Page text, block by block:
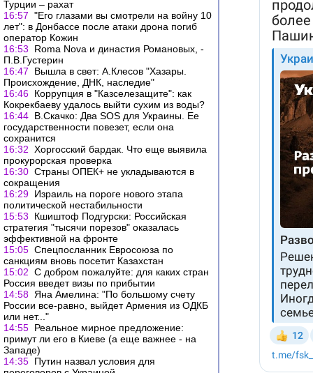
Турции – рахат
16:57 "Его глазами вы смотрели на войну 10
лет": в Донбассе после атаки дрона погиб
оператор Кожин
16:53
Roma Nova и династия Романовых, -
П.В.Густерин
16:47
Вышла в свет: А.Клесов "Хазары.
Происхождение, ДНК, наследие"
16:46 Коррупция в "Казселезащите": как
Кокрекбаеву удалось выйти сухим из воды?
16:44 В.Скачко: Два SOS для Украины. Ее
государственности повезет, если она
сохранится
16:32 Хоргосский бардак. Что еще выявила
прокурорская проверка
16:30 Страны ОПЕК+ не укладываются в
сокращения
16:29 Израиль на пороге нового этапа
политической нестабильности
15:53
Кшиштоф Подгурски: Российская
стратегия "тысячи порезов" оказалась
эффективной на фронте
15:05 Спецпосланник Евросоюза по
санкциям вновь посетит Казахстан
15:02 С добром пожалуйте: для каких стран
Россия введет визы по прибытии
14:58 Яна Амелина: "По большому счету
России все-равно, выйдет Армения из ОДКБ
или нет..."
14:55 Реальное мирное предложение:
примут ли его в Киеве (а еще важнее - на
Западе)
14:35 Путин назвал условия для